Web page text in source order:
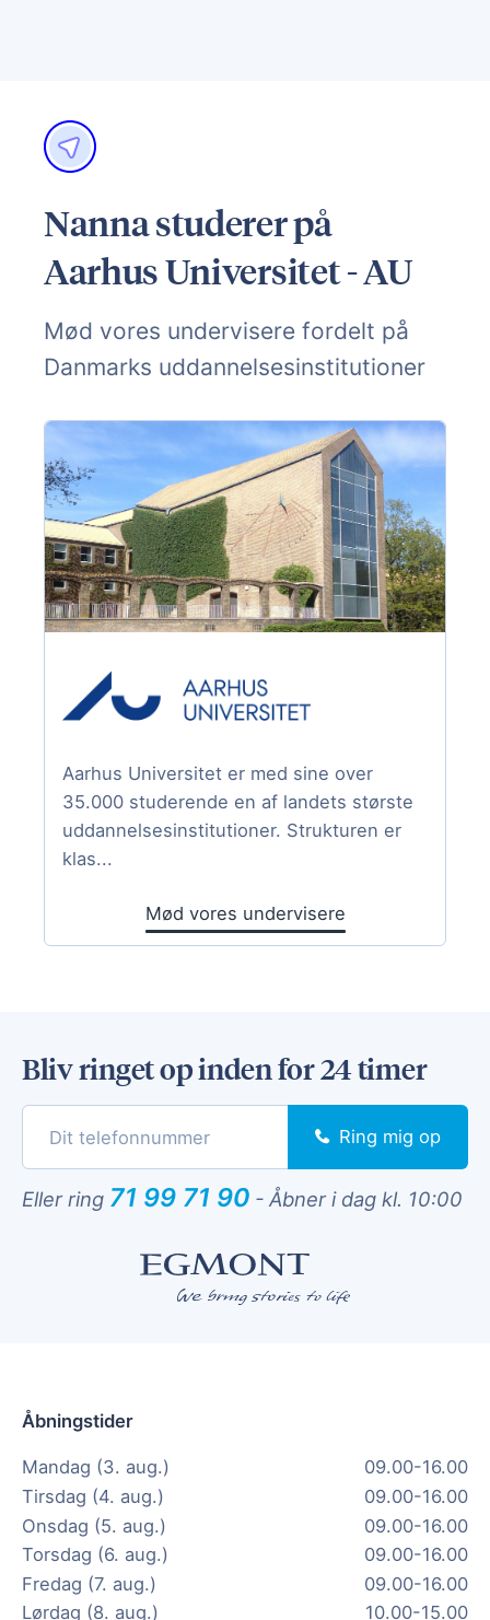
Nanna studerer på
Aarhus Universitet - AU
Mød vores undervisere fordelt på
Danmarks uddannelsesinstitutioner
Aarhus Universitet er med sine over
35.000 studerende en af landets største
uddannelsesinstitutioner. Strukturen er
klas...
Mød vores undervisere
Bliv ringet op inden for 24 timer
Ring mig op
Eller ring 71 99 71 90 - Åbner i dag kl. 10:00
Åbningstider
Mandag (3. aug.)
09.00-16.00
Tirsdag (4. aug.)
09.00-16.00
Onsdag (5. aug.)
09.00-16.00
Torsdag (6. aug.)
09.00-16.00
Fredag (7. aug.)
09.00-16.00
Lørdag (8. aug.)
10.00-15.00